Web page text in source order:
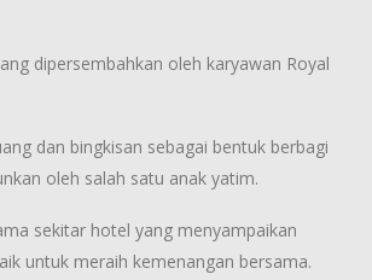
dipersembahkan oleh karyawan Royal
dan bingkisan sebagai bentuk berbagi
oleh salah satu anak yatim.
sekitar hotel yang menyampaikan
untuk meraih kemenangan bersama.